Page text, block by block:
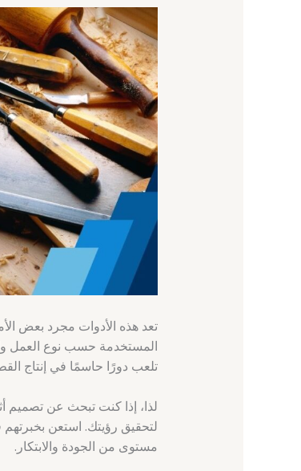
تعد هذه الأدوات مجرد بعض
المستخدمة حسب نوع العمل
تلعب دورًا حاسمًا في إنتاج
لذا، إذا كنت تبحث عن تصميم
لتحقيق رؤيتك. استعن بخبرتهم
مستوى من الجودة والابتكار.